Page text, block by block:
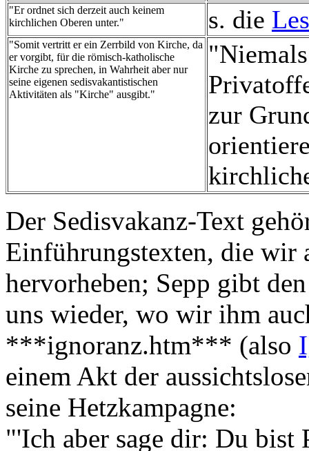
"Er ordnet sich derzeit auch keinem
kirchlichen Oberen unter."
s. die
"Somit vertritt er ein Zerrbild von Kirche, da
er vorgibt, für die römisch-katholische
Kirche zu sprechen, in Wahrheit aber nur
seine eigenen sedisvakantistischen
Aktivitäten als "Kirche" ausgibt."
zur
Der Sedisvakanz-Text
Einführungstexten, die wir
hervorheben; Sepp gibt
uns wieder, wo wir ihm
***ignoranz.htm*** (also
einem Akt der
seine Hetzkampagne:
"'Ich aber sage dir: Du bist